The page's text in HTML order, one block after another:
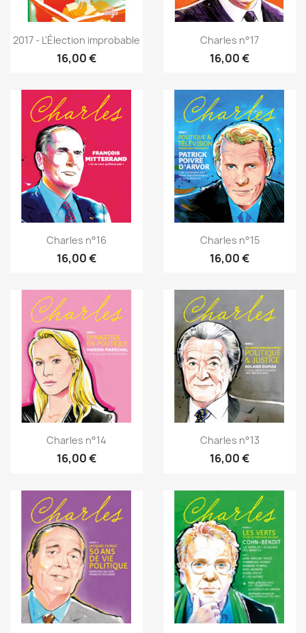
2017 - L'Élection improbable
16,00 €
Charles n°17
16,00 €
Charles n°16
16,00 €
Charles n°15
16,00 €
Charles n°14
16,00 €
Charles n°13
16,00 €